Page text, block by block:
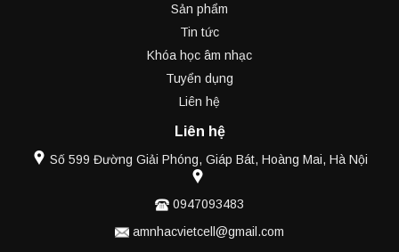
Sản phẩm
Tin tức
Khóa học âm nhạc
Tuyển dụng
Liên hệ
Liên hệ
Số 599 Đường Giải Phóng, Giáp Bát, Hoàng Mai, Hà Nội
0947093483
amnhacvietcell@gmail.com